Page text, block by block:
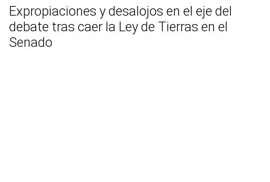
Expropiaciones y desalojos en el eje del
debate tras caer la Ley de Tierras en el
Senado